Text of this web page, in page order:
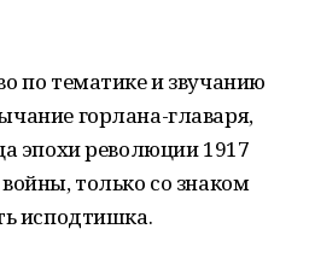
по тематике и звучанию
горлана-главаря,
эпохи революции 1917
только со знаком
исподтишка.